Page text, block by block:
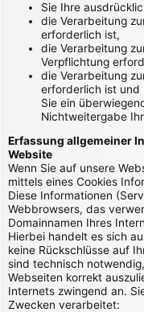
Sie Ihre
die Verarbeitung
erforderlich ist,
die Verarbeitung
Verpflichtung
die Verarbeitung
erforderlich ist und
Sie ein
Nichtweitergabe
Erfassung allgemeiner
Website
Wenn Sie auf unsere
mittels eines Cookies
Diese Informationen
Webbrowsers, das
Domainnamen Ihres
Hierbei handelt es sich
keine Rückschlüsse auf
sind technisch
Webseiten korrekt
Internets zwingend an.
Zwecken verarbeitet: